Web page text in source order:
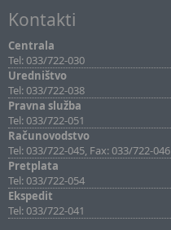
Kontakti
Centrala
Tel: 033/722-030
Uredništvo
Tel: 033/722-038
Pravna služba
Tel: 033/722-051
Računovodstvo
Tel: 033/722-045, Fax: 033/722-046
Pretplata
Tel: 033/722-054
Ekspedit
Tel: 033/722-041